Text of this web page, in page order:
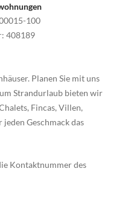
100
: 408189
Planen Sie mit uns
Strandurlaub bieten wir
Fincas, Villen,
Geschmack das
Kontaktnummer des